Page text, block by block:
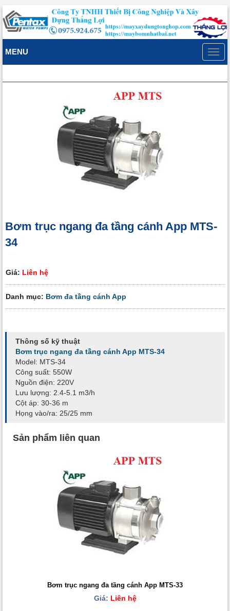
MENU
Bơm trục ngang đa tầng cánh App MTS-
34
Giá: Liên hệ
Danh mục: Bơm đa tầng cánh App
Thông số kỹ thuật
Bơm trục ngang đa tầng cánh App MTS-34
Model: MTS-34
Công suất: 550W
Nguồn điện: 220V
Lưu lượng: 2.4-5.1 m3/h
Cột áp: 30-36 m
Họng vào/ra: 25/25 mm
Sản phẩm liên quan
Bơm trục ngang đa tầng cánh App MTS-33
Giá: Liên hệ